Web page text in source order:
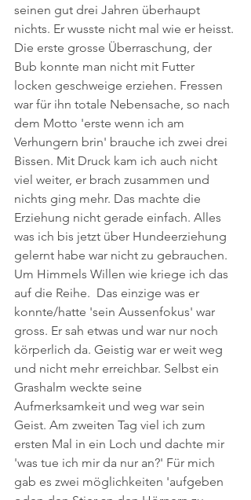
seinen gut drei Jahren überhaupt
nichts. Er wusste nicht mal wie er heisst.
Die erste grosse Überraschung, der
Bub konnte man nicht mit Futter
locken geschweige erziehen. Fressen
war für ihn totale Nebensache, so nach
dem Motto 'erste wenn ich am
Verhungern brin' brauche ich zwei drei
Bissen. Mit Druck kam ich auch nicht
viel weiter, er brach zusammen und
nichts ging mehr. Das machte die
Erziehung nicht gerade einfach. Alles
was ich bis jetzt über Hundeerziehung
gelernt habe war nicht zu gebrauchen.
Um Himmels Willen wie kriege ich das
auf die Reihe.  Das einzige was er
konnte/hatte 'sein Aussenfokus' war
gross. Er sah etwas und war nur noch
körperlich da. Geistig war er weit weg
und nicht mehr erreichbar. Selbst ein
Grashalm weckte seine
Aufmerksamkeit und weg war sein
Geist. Am zweiten Tag viel ich zum
ersten Mal in ein Loch und dachte mir
'was tue ich mir da nur an?' Für mich
gab es zwei möglichkeiten 'aufgeben